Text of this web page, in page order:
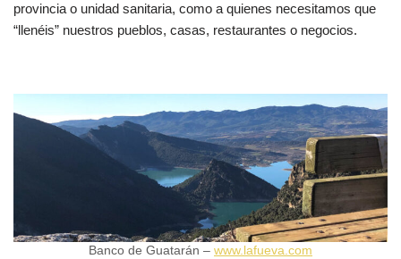
provincia o unidad sanitaria, como a quienes necesitamos que
“llenéis” nuestros pueblos, casas, restaurantes o negocios.
Banco de Guatarán – www.lafueva.com